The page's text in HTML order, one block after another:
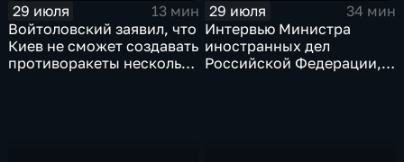
29 июля
13 мин
Войтоловский заявил, что
Киев не сможет создавать
противоракеты несколько
29 июля
34 мин
Интервью Министра
иностранных дел
Российской Федерации,